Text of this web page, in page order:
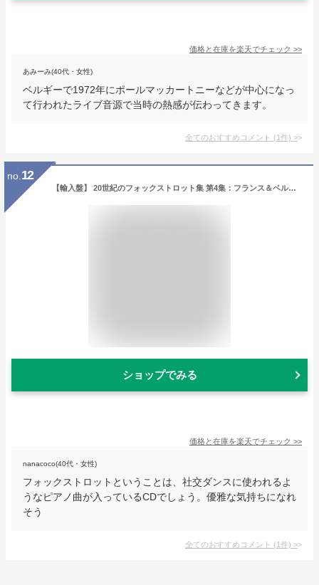
価格と在庫を楽天でチェック >>
あみーみ(40代・女性)
ベルギーで1972年にポールマッカートニーなどが中心になっ
て行われたライブ音源で当時の熱感が伝わってきます。
全てのおすすめコメント (1件) >
no. 12
【輸入盤】 20世紀のフォックストロット集 第4集：フランス＆ベルギー ゴットリープ・ヴァリッシュ（ピアノ） 【CD】
ショップでみる
価格と在庫を楽天でチェック >>
nanacoco(40代・女性)
フォックストロットということは、社交ダンスに使われるよ
うなピアノ曲が入っているCDでしょう。優雅な気持ちになれ
そう
全てのおすすめコメント (1件) >